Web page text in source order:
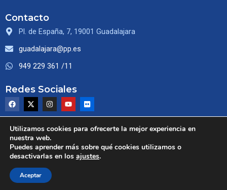
Contacto
Pl. de España, 7, 19001 Guadalajara
guadalajara@pp.es
949 229 361 /11
Redes Sociales
F
a
c
b
o
o
k
X
-
t
i
t
t
e
r
I
n
s
a
g
r
a
m
Y
o
u
u
F
l
i
k
@ 2026 - PP de Guadalajara. Todos los derechos
reservados.
Utilizamos cookies para ofrecerte la mejor experiencia en
nuestra web.
Puedes aprender más sobre qué cookies utilizamos o
desactivarlas en los ajustes.
Aceptar